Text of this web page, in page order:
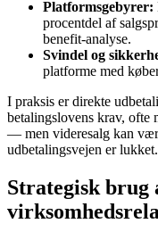
Platformsgebyrer:
procentdel af
benefit-analyse.
Svindel og
platforme med
I praksis er direkte
betalingslovens krav, ofte
— men videresalg kan
udbetalingsvejen er lukket.
Strategisk brug